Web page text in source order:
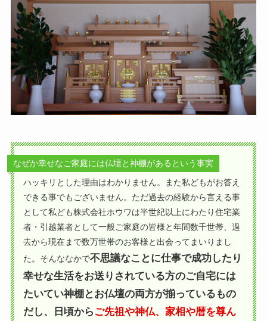
なぜか幸せなご家庭には仏壇と神棚があるという事実
ハッキリとした理由はわかりません。また私どもがお答え
できる事でもございません。ただ過去の経験から言える事
として私ども株式会社ホウワは半世紀以上にわたり住宅業
者・引越業者として一般ご家庭の皆様と年間数千世帯、過
去から現在まで数万世帯のお客様と出会ってまいりまし
た。そんななかで不思議なことに仕事で成功したり
幸せな生活をお送りされている方のご自宅には
たいてい神棚とお仏壇の両方が揃っているもの
だし、日頃から ご先祖や神仏、家相や暦を尊ん